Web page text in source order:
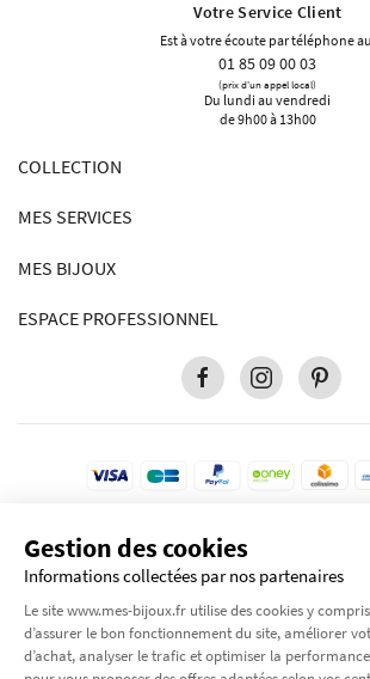
Gestion des cookies
Informations collectées par nos partenaires
Le site www.mes-bijoux.fr utilise des cookies y
d’assurer le bon fonctionnement du site, améliorer
d’achat, analyser le trafic et optimiser la
Votre Service Client
Est à votre écoute par téléphone
01 85 09 00 03
(prix d'un appel local)
Du lundi au vendredi
de 9h00 à 13h00
COLLECTION
MES SERVICES
MES BIJOUX
ESPACE PROFESSIONNEL
Pour votre protection, ce site est sécurisé par le niveau
disponible. Transaction 100%
by Moode International.